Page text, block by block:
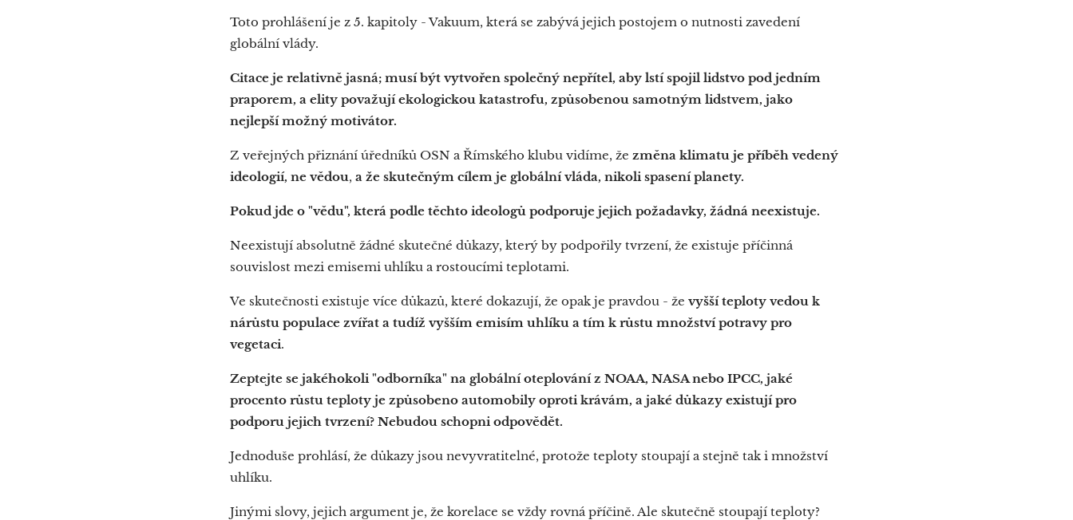
Toto prohlášení je z 5. kapitoly - Vakuum, která se zabývá jejich postojem o nutnosti zavedení
globální vlády.
Citace je relativně jasná; musí být vytvořen společný nepřítel, aby lstí spojil lidstvo pod jedním
praporem, a elity považují ekologickou katastrofu, způsobenou samotným lidstvem, jako
nejlepší možný motivátor.
Z veřejných přiznání úředníků OSN a Římského klubu vidíme, že změna klimatu je příběh vedený
ideologií, ne vědou, a že skutečným cílem je globální vláda, nikoli spasení planety.
Pokud jde o "vědu", která podle těchto ideologů podporuje jejich požadavky, žádná neexistuje.
Neexistují absolutně žádné skutečné důkazy, který by podpořily tvrzení, že existuje příčinná
souvislost mezi emisemi uhlíku a rostoucími teplotami.
Ve skutečnosti existuje více důkazů, které dokazují, že opak je pravdou - že vyšší teploty vedou k
nárůstu populace zvířat a tudíž vyšším emisím uhlíku a tím k růstu množství potravy pro
vegetaci.
Zeptejte se jakéhokoli "odborníka" na globální oteplování z NOAA, NASA nebo IPCC, jaké
procento růstu teploty je způsobeno automobily oproti krávám, a jaké důkazy existují pro
podporu jejich tvrzení? Nebudou schopni odpovědět.
Jednoduše prohlásí, že důkazy jsou nevyvratitelné, protože teploty stoupají a stejně tak i množství
uhlíku.
Jinými slovy, jejich argument je, že korelace se vždy rovná příčině. Ale skutečně stoupají teploty?